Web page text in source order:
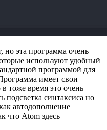
эта программа очень
используют удобный
программой для
имеет свои
тоже время это очень
подсветка синтаксиса но
автодополнение
что Atom здесь